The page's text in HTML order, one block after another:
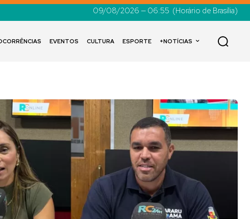
09/08/2026 — 06:55 (Horário de Brasília)
EVENTOS CULTURA ESPORTE +NOTÍCIAS